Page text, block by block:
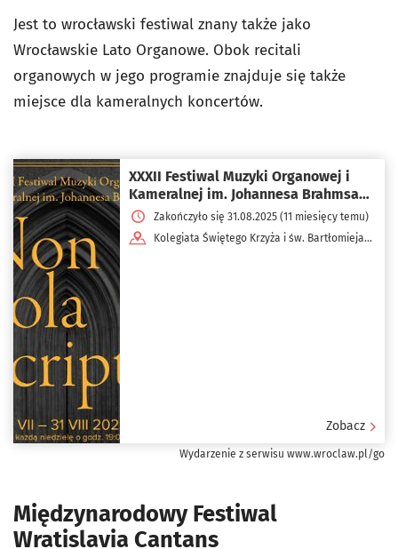
Jest to wrocławski festiwal znany także jako
Wrocławskie Lato Organowe. Obok recitali
organowych w jego programie znajduje się także
miejsce dla kameralnych koncertów.
XXXII Festiwal Muzyki Organowej i
Kameralnej im. Johannesa Brahmsa
„Non Sola Scripta“
Zakończyło się 31.08.2025 (11 miesięcy temu)
Kolegiata Świętego Krzyża i św. Bartłomieja
Zobacz
Wydarzenie z serwisu www.wroclaw.pl/go
Międzynarodowy Festiwal
Wratislavia Cantans